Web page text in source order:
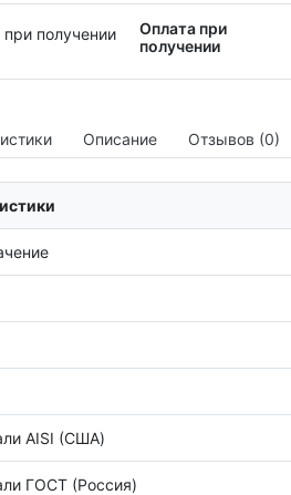
Оплата при
получении
Описание Отзывов (0)
AISI (США)
ГОСТ (Россия)